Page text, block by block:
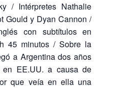
/ Intérpretes Nathalie
Gould y Dyan Cannon /
con subtítulos en
45 minutos / Sobre la
a Argentina dos años
EE.UU. a causa de
que veía en ella una